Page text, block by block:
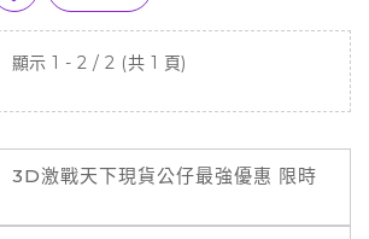
顯示 1 - 2 / 2 (共 1 頁)
3D激戰天下現貨公仔最強優惠 限時